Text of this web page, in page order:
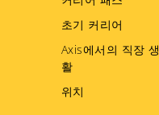
초기 커리어
Axis에서의 직장 생
활
위치